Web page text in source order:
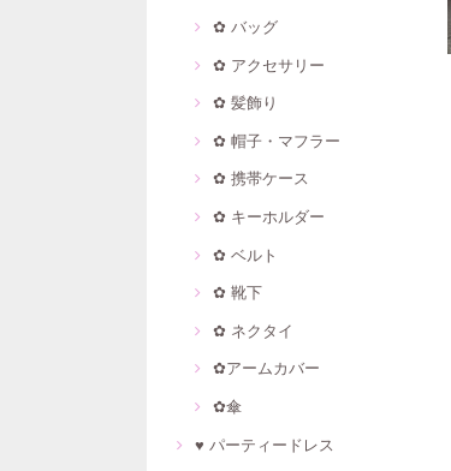
✿ バッグ
✿ アクセサリー
✿ 髪飾り
✿ 帽子・マフラー
✿ 携帯ケース
✿ キーホルダー
✿ ベルト
✿ 靴下
✿ ネクタイ
✿アームカバー
✿傘
♥ パーティードレス